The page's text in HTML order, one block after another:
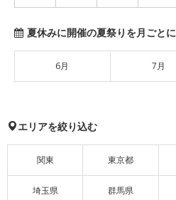
夏休みに開催の夏祭りを月ごと
6月 7月
エリアを絞り込む
関東 東京都
埼玉県 群馬県